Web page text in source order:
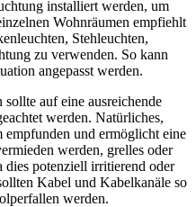
installiert werden, um
Wohnräumen empfiehlt
Stehleuchten,
zu verwenden. So kann
angepasst werden.
auf eine ausreichende
werden. Natürliches,
und ermöglicht eine
werden, grelles oder
potenziell irritierend oder
Kabel und Kabelkanäle so
werden.